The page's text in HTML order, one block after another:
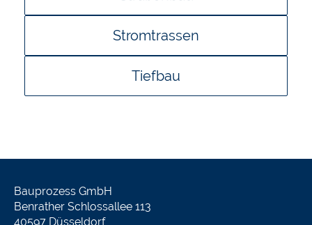
Stromtrassen
Tiefbau
Bauprozess GmbH
Benrather Schlossallee 113
40597 Düsseldorf